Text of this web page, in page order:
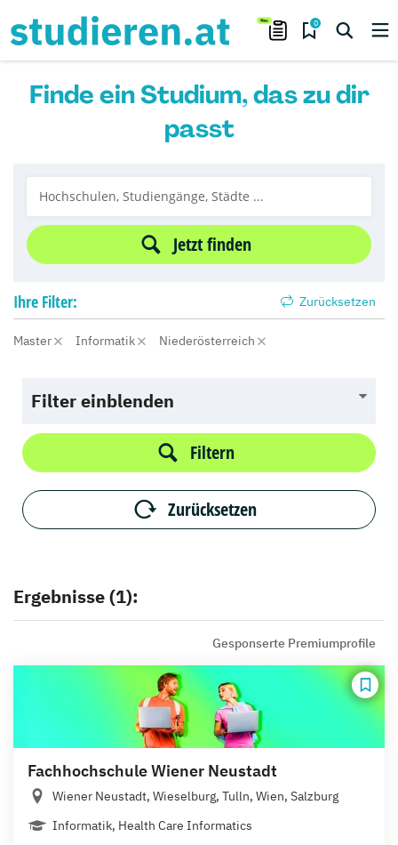
0
Finde ein Studium, das zu dir
passt
Jetzt finden
Ihre Filter: Zurücksetzen
Master Informatik Niederösterreich
Filter einblenden
Filtern
Zurücksetzen
Ergebnisse (1):
Gesponserte Premiumprofile
Fachhochschule Wiener Neustadt
Wiener Neustadt, Wieselburg, Tulln, Wien, Salzburg
Informatik, Health Care Informatics